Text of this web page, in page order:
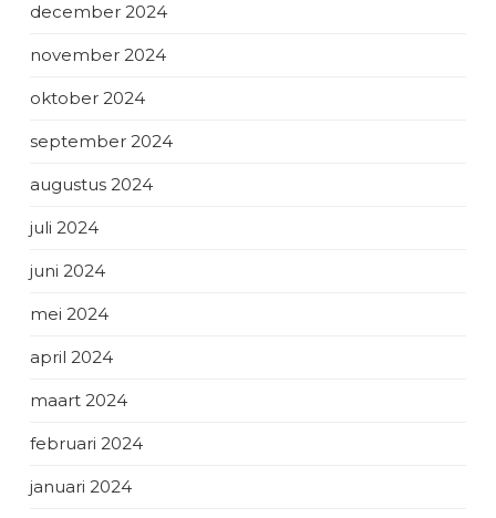
december 2024
november 2024
oktober 2024
september 2024
augustus 2024
juli 2024
juni 2024
mei 2024
april 2024
maart 2024
februari 2024
januari 2024